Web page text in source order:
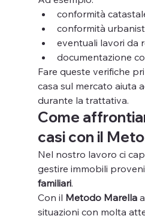
conformità
conformità
eventuali lavori da
documentazione
Fare queste verifiche
casa sul mercato aiuta
durante la trattativa.
Come
casi con il
Nel nostro lavoro ci
gestire immobili
familiari.
Con il Metodo Marella
situazioni con molta